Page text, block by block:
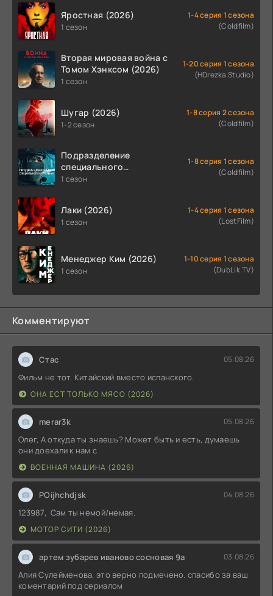
Яростная (2026)
1 сезон
1-4 серия 1 сезона
(Coldfilm)
Вторая мировая война с
Томом Хэнксом (2026)
1 сезон
1-20 серия 1 сезона
(HDrezka Studio)
Шугар (2026)
1-2 сезон
1-8 серия 2 сезона
(Coldfilm)
Подразделение
специального
назначения (2026)
1 сезон
1-8 серия 1 сезона
(Coldfilm)
Лаки (2026)
1 сезон
1-4 серия 1 сезона
(LostFilm)
Менеджер Ким (2026)
1 сезон
1-10 серия 1 сезона
(DubLik.TV)
Комментируют
Стас 05.08.26
Фильм не тот. Китайский вместо испанского.
ОНА ЕСТ ТОЛЬКО МЯСО (2026)
merar3k 05.08.26
Олег, А откуда ты знаешь? Может быть и есть, думаешь
они доехали к нам с
ВОЕННАЯ МАШИНА (2026)
POijhchdjsk 04.08.26
123987, Сам ты немой/немая.
МОТОР СИТИ (2026)
артем зубарев иваново сосновая 9а 03.08.26
Алия Сулейменова, это верно подмечено. спасибо за ваш
коментарий под сериалом